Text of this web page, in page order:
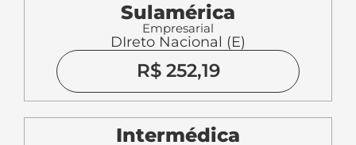
Sulamérica
Empresarial
DIreto Nacional (E)
R$ 252,19
Intermédica